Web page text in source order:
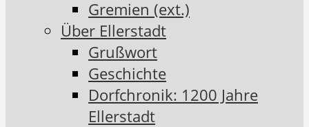
Gremien (ext.)
Über Ellerstadt
Grußwort
Geschichte
Dorfchronik: 1200 Jahre
Ellerstadt